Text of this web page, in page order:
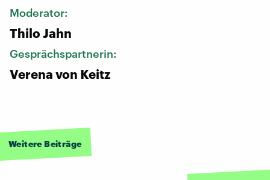
Moderator:
Thilo Jahn
Gesprächspartnerin:
Verena von Keitz
Weitere Beiträge